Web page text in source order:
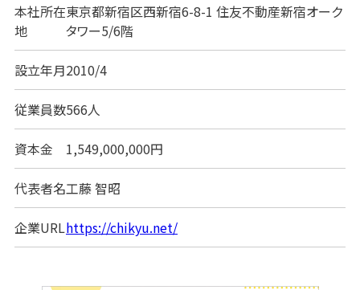
本社所在
地
東京都新宿区西新宿6-8-1 住友不動産新宿オーク
タワー5/6階
設立年月2010/4
従業員数566人
資本金 1,549,000,000円
代表者名工藤 智昭
企業URLhttps://chikyu.net/